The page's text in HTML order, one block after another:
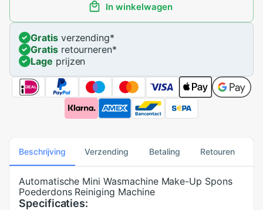
In winkelwagen
Gratisverzending*
Gratisretourneren*
Lage prijzen
Beschrijving Verzending Betaling Retouren
Automatische Mini Wasmachine Make-Up Spons
Poederdons Reiniging Machine
Specificaties: